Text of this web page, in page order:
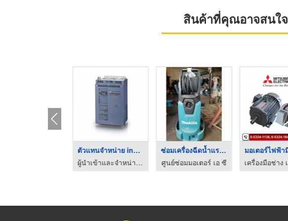
สินค้าที่คุณอาจสนใจ
ตัวแทนจําหน่าย inver ...
ผู้นำเข้าและจำหน่ายอินเวอร์เตอร์ - พี.ดี.เอส.ออโตเมชั่น
ซ่อมเครื่องฉีดน้ำแรง ...
ศูนย์ซ่อมมอเตอร์ เอ ซี